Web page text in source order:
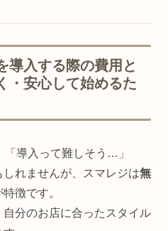
導入する際の費用と
・安心して始めるた
「導入って難しそう…」
れませんが、スマレジは無
徴です。
分のお店に合ったスタイル